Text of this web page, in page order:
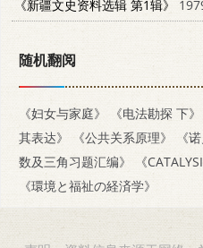
《新疆文史资料选辑 第1辑》
随机翻阅
《妇女与家庭》 《电法勘探 下》
其表达》
《公共关系原理》 《
数及三角习题汇编》
《
《環境と福祉の経済学》